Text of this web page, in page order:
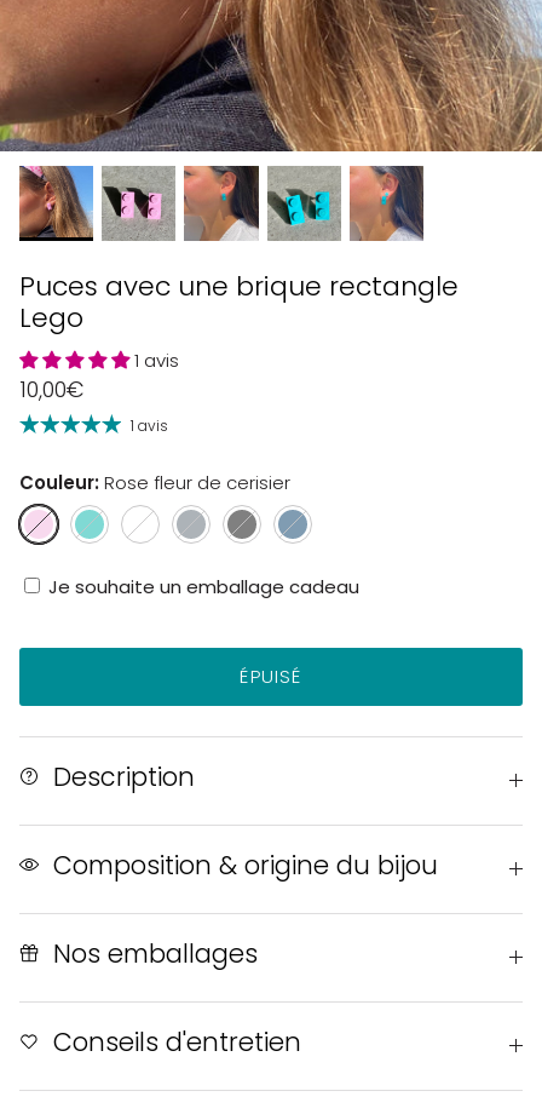
Puces avec une brique rectangle
Lego
1 avis
10,00€
1 avis
Couleur Rose fleur de cerisier
Rose
fleur
de
Bleu
paon
Gris
clair
Gris
orage
Noir
ébène
Bleu
marine
Je souhaite un emballage cadeau
ÉPUISÉ
Description
Composition & origine du bijou
Nos emballages
Conseils d'entretien